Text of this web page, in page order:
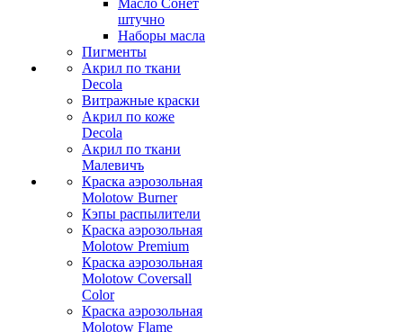
Масло Сонет
штучно
Наборы масла
Пигменты
Акрил по ткани
Decola
Витражные краски
Акрил по коже
Decola
Акрил по ткани
Малевичъ
Краска аэрозольная
Molotow Burner
Кэпы распылители
Краска аэрозольная
Molotow Premium
Краска аэрозольная
Molotow Coversall
Color
Краска аэрозольная
Molotow Flame